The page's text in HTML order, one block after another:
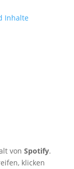
Inhalte
von Spotify.
klicken